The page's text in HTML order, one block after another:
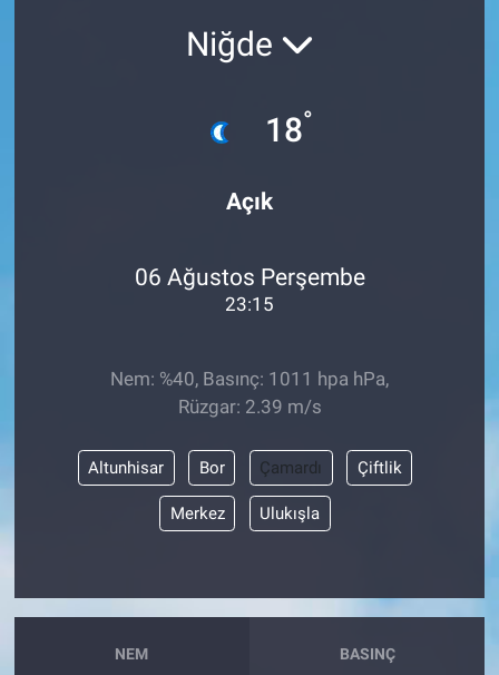
Niğde
18°
Açık
06 Ağustos Perşembe
23:15
Nem: %40, Basınç: 1011 hpa hPa,
Rüzgar: 2.39 m/s
Altunhisar Bor Çamardı Çiftlik
Merkez Ulukışla
NEM BASINÇ